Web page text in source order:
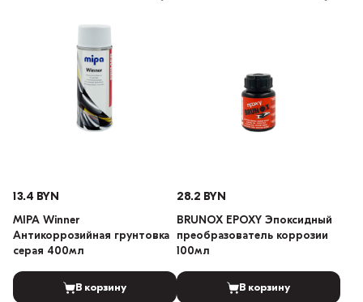
13.4 BYN
MIPA Winner
Антикоррозийная грунтовка
серая 400мл
В корзину
28.2 BYN
BRUNOX EPOXY Эпоксидный
преобразователь коррозии
100мл
В корзину